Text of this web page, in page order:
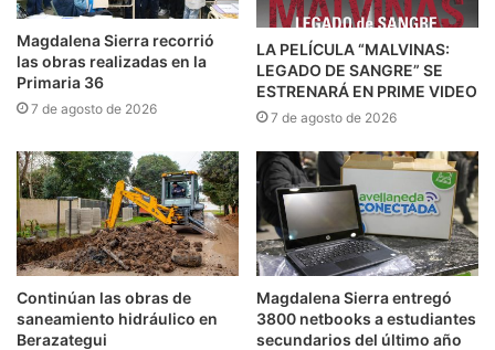
Magdalena Sierra recorrió
las obras realizadas en la
Primaria 36
7 de agosto de 2026
LA PELÍCULA “MALVINAS:
LEGADO DE SANGRE” SE
ESTRENARÁ EN PRIME VIDEO
7 de agosto de 2026
Continúan las obras de
saneamiento hidráulico en
Berazategui
Magdalena Sierra entregó
3800 netbooks a estudiantes
secundarios del último año